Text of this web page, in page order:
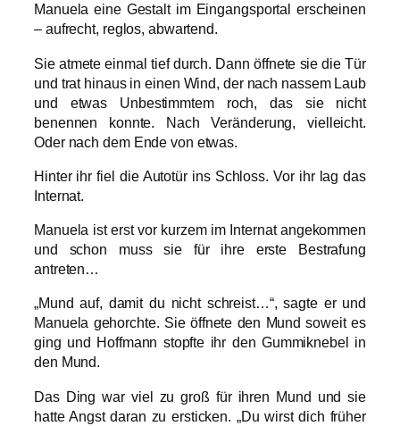
Manuela eine Gestalt im Eingangsportal erscheinen
– aufrecht, reglos, abwartend.
Sie atmete einmal tief durch. Dann öffnete sie die Tür
und trat hinaus in einen Wind, der nach nassem Laub
und etwas Unbestimmtem roch, das sie nicht
benennen konnte. Nach Veränderung, vielleicht.
Oder nach dem Ende von etwas.
Hinter ihr fiel die Autotür ins Schloss. Vor ihr lag das
Internat.
Manuela ist erst vor kurzem im Internat angekommen
und schon muss sie für ihre erste Bestrafung
antreten…
„Mund auf, damit du nicht schreist…“, sagte er und
Manuela gehorchte. Sie öffnete den Mund soweit es
ging und Hoffmann stopfte ihr den Gummiknebel in
den Mund.
Das Ding war viel zu groß für ihren Mund und sie
hatte Angst daran zu ersticken. „Du wirst dich früher